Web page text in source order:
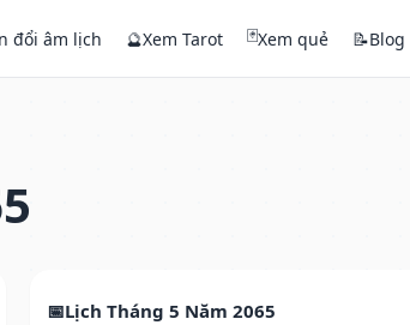
đổi âm lịch 🔮Xem Tarot 🃏Xem quẻ 📝Blog
Lịch Tháng 5 Năm 2065